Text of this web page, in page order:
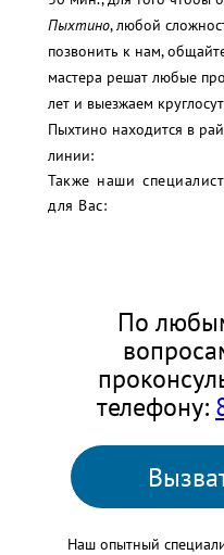
Пыхтино, любой
позвонить к нам,
мастера решат любые
лет и выезжаем
Пыхтино находится в
линии:
Также наши
для Вас:
По
телефону:
Наш опытный